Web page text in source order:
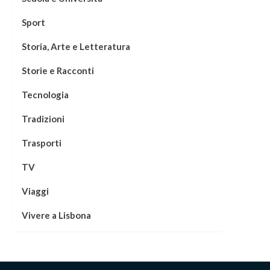
Sport
Storia, Arte e Letteratura
Storie e Racconti
Tecnologia
Tradizioni
Trasporti
TV
Viaggi
Vivere a Lisbona